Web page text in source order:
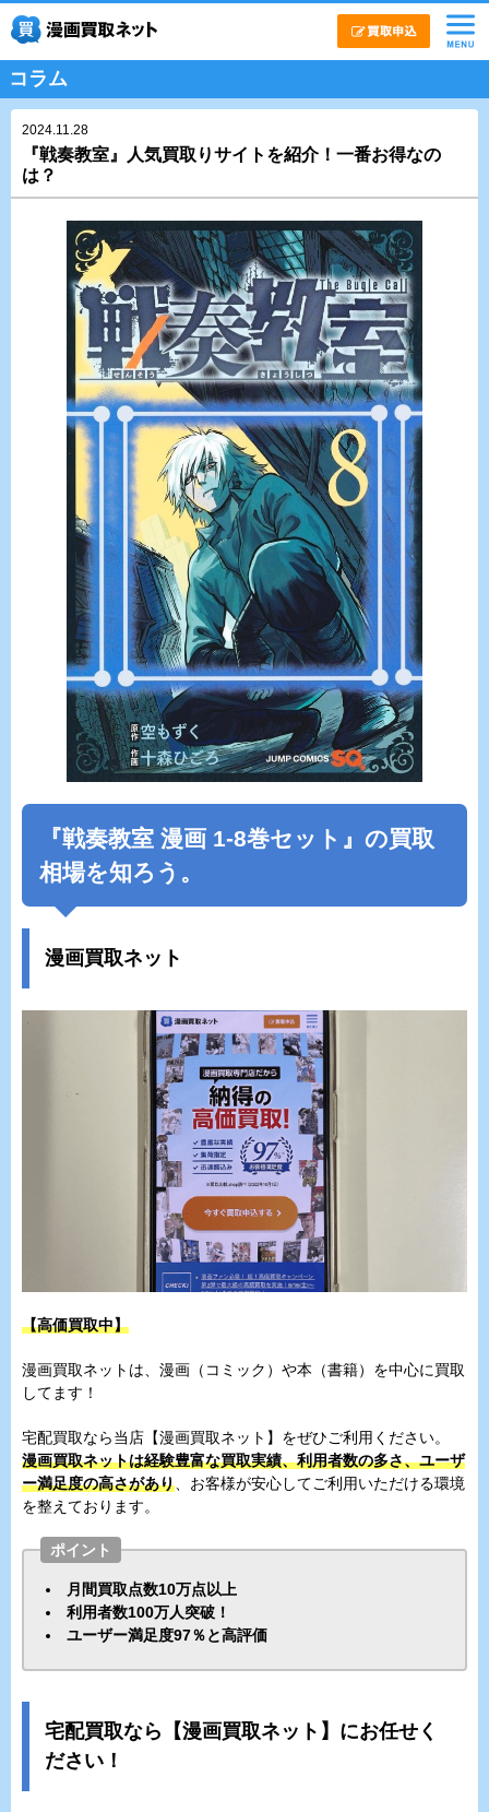
コラム
2024.11.28
『戦奏教室』人気買取りサイトを紹介！一番お得なの
は？
『戦奏教室 漫画 1-8巻セット』の買取
相場を知ろう。
漫画買取ネット
【高価買取中】
漫画買取ネットは、漫画（コミック）や本（書籍）を中心に買取
してます！
宅配買取なら当店【漫画買取ネット】をぜひご利用ください。
漫画買取ネットは経験豊富な買取実績、利用者数の多さ、ユーザ
ー満足度の高さがあり、お客様が安心してご利用いただける環境
を整えております。
ポイント
月間買取点数10万点以上
利用者数100万人突破！
ユーザー満足度97％と高評価
宅配買取なら【漫画買取ネット】にお任せく
ださい！